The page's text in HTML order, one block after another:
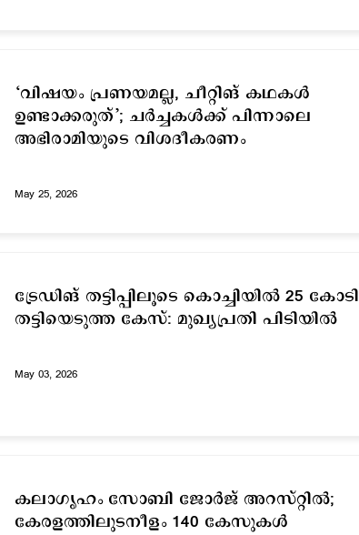
‘വിഷയം പ്രണയമല്ല, ചീറ്റിങ് കഥകള്‍
ഉണ്ടാക്കരുത്’; ചര്‍ച്ചകള്‍ക്ക് പിന്നാലെ
അഭിരാമിയുടെ വിശദീകരണം
May 25, 2026
ട്രേഡിങ് തട്ടിപ്പിലൂടെ കൊച്ചിയില്‍ 25 കോടി
തട്ടിയെടുത്ത കേസ്: മുഖ്യപ്രതി പിടിയില്‍
May 03, 2026
കലാഗൃഹം സോബി ജോര്‍ജ് അറസ്റ്റില്‍;
കേരളത്തിലുടനീളം 140 കേസുകള്‍